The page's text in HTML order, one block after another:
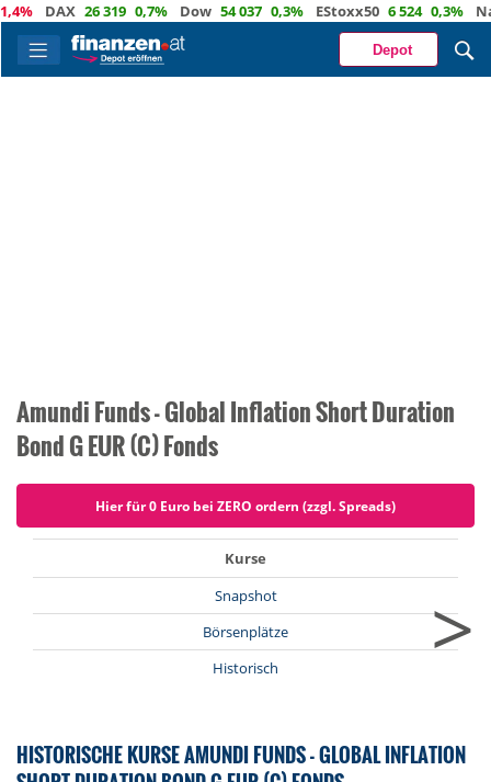
DAX 26 319 0,7% Dow 54 037 0,3% EStoxx50 6 524 0,3%
Depot
Amundi Funds - Global Inflation Short Duration
Bond G EUR (C) Fonds
Hier für 0 Euro bei ZERO ordern (zzgl. Spreads)
Kurse
Snapshot
Börsenplätze
Historisch
>
HISTORISCHE KURSE AMUNDI FUNDS - GLOBAL INFLATION